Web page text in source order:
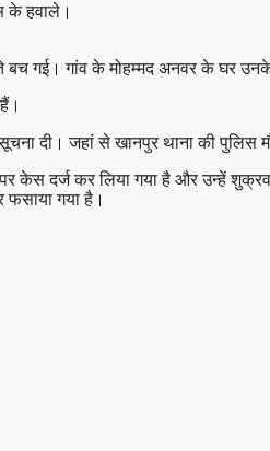
के हवाले।
गई। गांव के मोहम्मद अनवर के घर
दी। जहां से खानपुर थाना की पुलिस
दर्ज कर लिया गया है और उन्हें
गया है।